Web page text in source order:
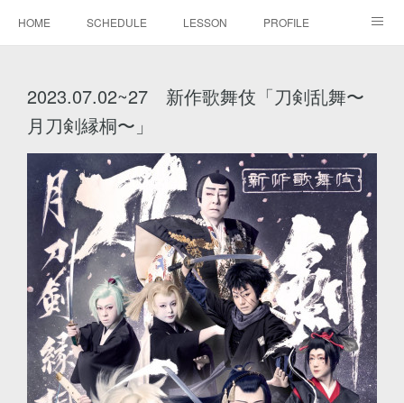
HOME SCHEDULE LESSON PROFILE
2023.07.02~27 新作歌舞伎「刀剣乱舞〜
月刀剣縁桐〜」